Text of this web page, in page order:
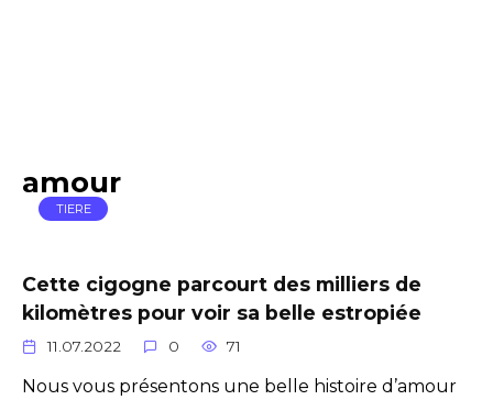
amour
TIERE
Cette cigogne parcourt des milliers de
kilomètres pour voir sa belle estropiée
11.07.2022 0 71
Nous vous présentons une belle histoire d’amour